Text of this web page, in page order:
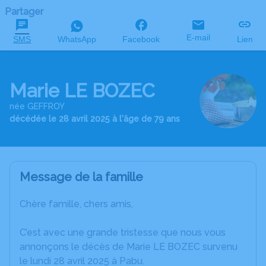
Partager
SMS WhatsApp Facebook E-mail Lien
Marie LE BOZEC
née GEFFROY
décédée le 28 avril 2025 à l'âge de 79 ans
Message de la famille
Chère famille, chers amis,
C’est avec une grande tristesse que nous vous
annonçons le décès de Marie LE BOZEC survenu
le lundi 28 avril 2025 à Pabu.